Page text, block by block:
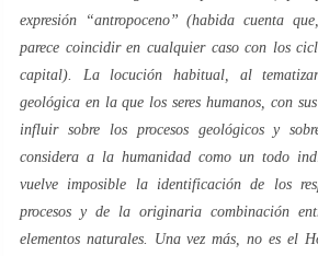
expresión “antropoceno” (habida cuenta
parece coincidir en cualquier caso con los
capital). La locución habitual, al
geológica en la que los seres humanos, con
influir sobre los procesos geológicos y
considera a la humanidad como un todo
vuelve imposible la identificación de los
procesos y de la originaria combinación
elementos naturales. Una vez más, no es el